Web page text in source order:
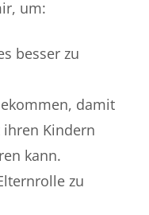
um:
besser zu
damit
Kindern
kann.
zu